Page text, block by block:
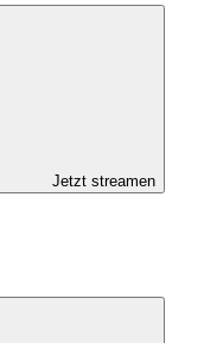
Jetzt streamen